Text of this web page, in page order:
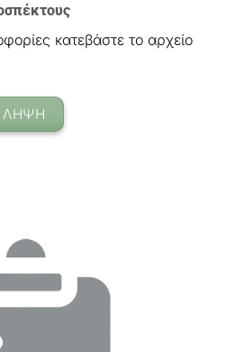
κατεβάστε το αρχείο
ΛΗΨΗ